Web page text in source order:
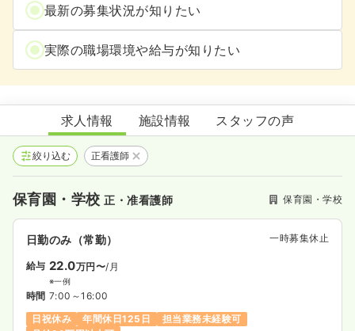
最新の募集状況が知りたい
実際の職場環境や給与が知りたい
愛児舎キャトリエーム
求人情報 施設情報 スタッフの声
絞り込む 正看護師
保育園・学校正・准看護師 保育園・学校
日勤のみ（常勤） 一時募集休止
給与 22.0万円〜/月
※一例
時間 7:00～16:00
日祝休み
年間休日125日
担当業務未経験可